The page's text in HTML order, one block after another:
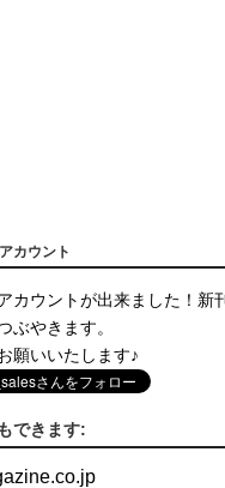
カウント
カウントが出来ました！新
ぶやきます。
願いいたします♪
できます: